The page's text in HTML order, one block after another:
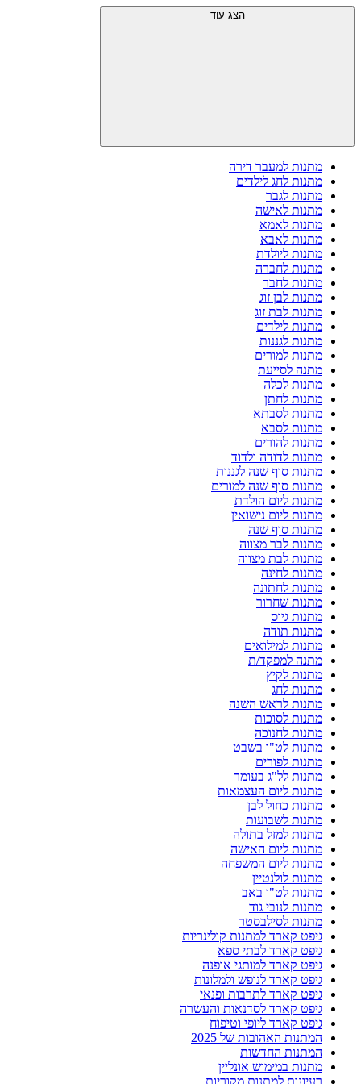
הצג עוד
מתנות למעבר דירה
מתנות לחג לילדים
מתנות לגבר
מתנות לאישה
מתנות לאמא
מתנות לאבא
מתנות ליולדת
מתנות לחברה
מתנות לחבר
מתנות לבן זוג
מתנות לבת זוג
מתנות לילדים
מתנות לגננות
מתנות למורים
מתנה לסייעת
מתנות לכלה
מתנות לחתן
מתנות לסבתא
מתנות לסבא
מתנות להורים
מתנות לדודה ולדוד
מתנות סוף שנה לגננות
מתנות סוף שנה למורים
מתנות ליום הולדת
מתנות ליום נישואין
מתנות סוף שנה
מתנות לבר מצווה
מתנות לבת מצווה
מתנות לחינה
מתנות לחתונה
מתנות שחרור
מתנות גיוס
מתנות תודה
מתנות למילואים
מתנה למפקד/ת
מתנות לקיץ
מתנות לחג
מתנות לראש השנה
מתנות לסוכות
מתנות לחנוכה
מתנות לט"ו בשבט
מתנות לפורים
מתנות לל"ג בעומר
מתנות ליום העצמאות
מתנות כחול לבן
מתנות לשבועות
מתנות למזל בתולה
מתנות ליום האישה
מתנות ליום המשפחה
מתנות לולנטיין
מתנות לט"ו באב
מתנות לנובי גוד
מתנות לסילבסטר
גיפט קארד למתנות קולינריות
גיפט קארד לבתי ספא
גיפט קארד למותגי אופנה
גיפט קארד לנופש ולמלונות
גיפט קארד לתרבות ופנאי
גיפט קארד לסדנאות והעשרה
גיפט קארד ליופי וטיפוח
המתנות האהובות של 2025
המתנות החדשות
מתנות במימוש אונליין
רעיונות למתנות מקוריות